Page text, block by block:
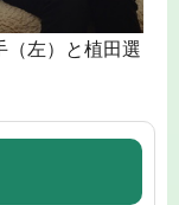
（左）と植田選